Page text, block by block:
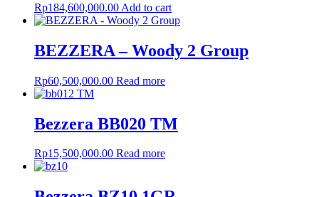
Rp184,600,000.00 Add to cart
BEZZERA – Woody 2 Group
Rp60,500,000.00 Read more
Bezzera BB020 TM
Rp15,500,000.00 Read more